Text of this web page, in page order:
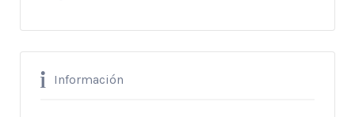
Información